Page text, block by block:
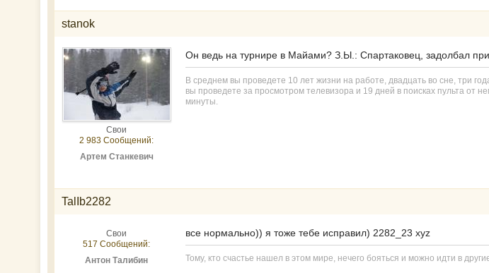
stanok
Свои
2 983 Сообщений:
Артем Станкевич
Он ведь на турнире в Майами? З.Ы.: Спартаковец, задолбал
В среднем вы проведете 10 лет жизни на работе, двадцать во сне, три
вы проведете за просмотром телевизора и 19 дней в поисках пульта от
минуты.
TalIb2282
Свои
517 Сообщений:
Антон Талибин
все нормально)) я тоже тебе исправил) 2282_23 xyz
Тому, кто счастье нашел в этом мире, нечего бояться и можно идти в